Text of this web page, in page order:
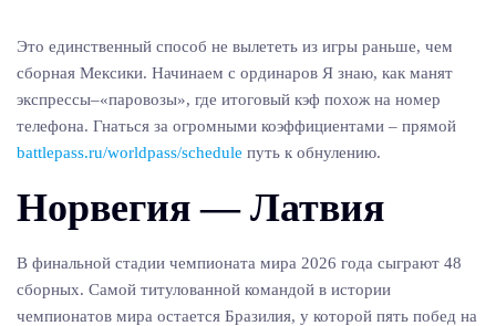
Это единственный способ не вылететь из игры раньше, чем
сборная Мексики. Начинаем с ординаров Я знаю, как манят
экспрессы–«паровозы», где итоговый кэф похож на номер
телефона. Гнаться за огромными коэффициентами – прямой
battlepass.ru/worldpass/schedule путь к обнулению.
Норвегия — Латвия
В финальной стадии чемпионата мира 2026 года сыграют 48
сборных. Самой титулованной командой в истории
чемпионатов мира остается Бразилия, у которой пять побед на